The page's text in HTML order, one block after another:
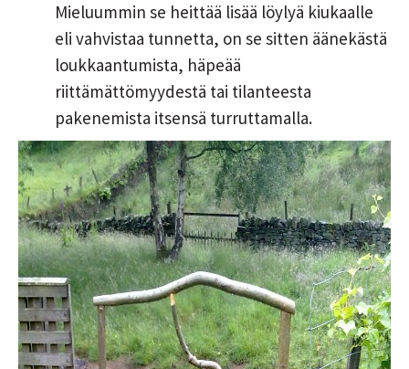
Mieluummin se heittää lisää löylyä kiukaalle
eli vahvistaa tunnetta, on se sitten äänekästä
loukkaantumista, häpeää
riittämättömyydestä tai tilanteesta
pakenemista itsensä turruttamalla.